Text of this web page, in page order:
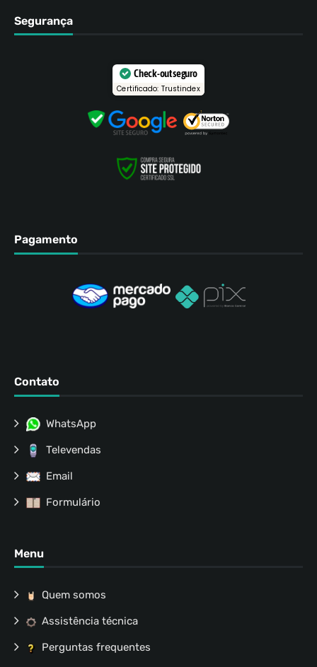
Segurança
Check-out seguro
Certificado: Trustindex
Pagamento
Contato
WhatsApp
Televendas
Email
Formulário
Menu
Quem somos
Assistência técnica
Perguntas frequentes